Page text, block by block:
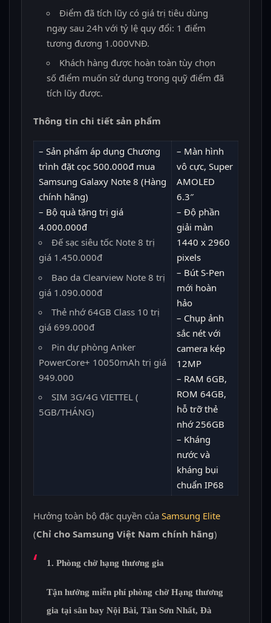
Điểm đã tích lũy có giá trị tiêu dùng
ngay sau 24h với tỷ lệ quy đổi: 1 điểm
tương đương 1.000VNĐ.
Khách hàng được hoàn toàn tùy chọn
số điểm muốn sử dụng trong quỹ điểm đã
tích lũy được.
Thông tin chi tiết sản phẩm
– Sản phẩm áp dụng Chương
trình đặt cọc 500.000đ mua
Samsung Galaxy Note 8 (Hàng
chính hãng)
– Bộ quà tặng trị giá
4.000.000đ
Đế sạc siêu tốc Note 8 trị
giá 1.450.000đ
Bao da Clearview Note 8 trị
giá 1.090.000đ
Thẻ nhớ 64GB Class 10 trị
giá 699.000đ
Pin dự phòng Anker
PowerCore+ 10050mAh trị giá
949.000
SIM 3G/4G VIETTEL (
5GB/THÁNG)
– Màn hình
vô cực, Super
AMOLED
6.3″
– Độ phần
giải màn
1440 x 2960
pixels
– Bút S-Pen
mới hoàn
hảo
– Chụp ảnh
sắc nét với
camera kép
12MP
– RAM 6GB,
ROM 64GB,
hỗ trỡ thẻ
nhớ 256GB
– Kháng
nước và
kháng bụi
chuẩn IP68
Hưởng toàn bộ đặc quyền của Samsung Elite
(Chỉ cho Samsung Việt Nam chính hãng)
1. Phòng chờ hạng thương gia
Tận hưởng miễn phí phòng chờ Hạng thương
gia tại sân bay Nội Bài, Tân Sơn Nhất, Đà